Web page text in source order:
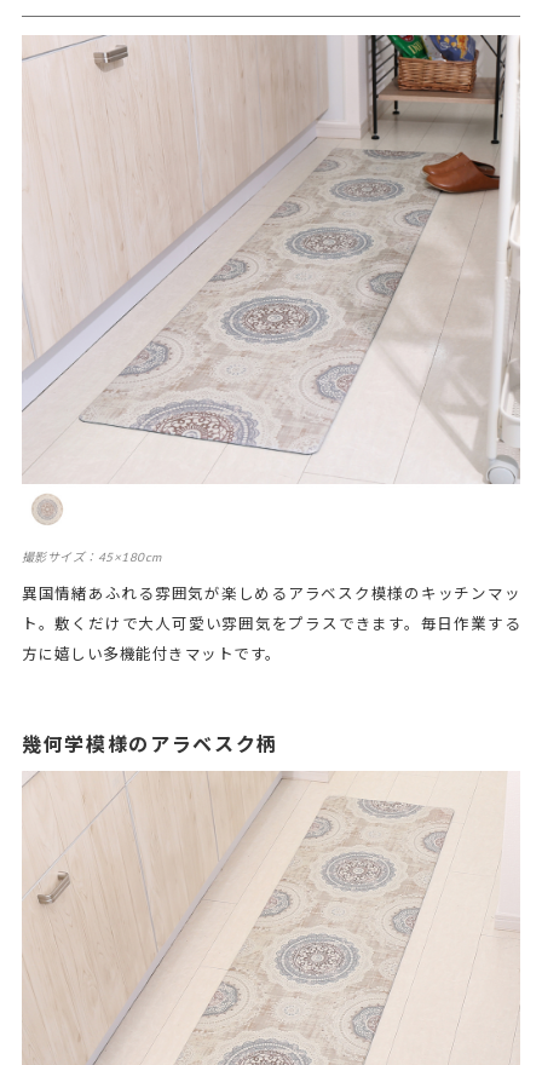
撮影サイズ：45×180cm
異国情緒あふれる雰囲気が楽しめるアラベスク模様のキッチンマッ
ト。敷くだけで大人可愛い雰囲気をプラスできます。毎日作業する
方に嬉しい多機能付きマットです。
幾何学模様のアラベスク柄